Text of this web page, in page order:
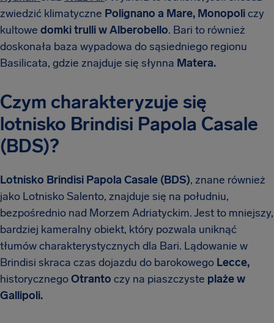
zwiedzić klimatyczne Polignano a Mare, Monopoliczy
kultowe domki trulli w Alberobello. Bari to również
doskonała baza wypadowa do sąsiedniego regionu
Basilicata, gdzie znajduje się słynna Matera.
Czym charakteryzuje się
lotnisko Brindisi Papola Casale
(BDS)?
Lotnisko Brindisi Papola Casale (BDS), znane również
jako Lotnisko Salento, znajduje się na południu,
bezpośrednio nad Morzem Adriatyckim. Jest to mniejszy,
bardziej kameralny obiekt, który pozwala uniknąć
tłumów charakterystycznych dla Bari. Lądowanie w
Brindisi skraca czas dojazdu do barokowego Lecce,
historycznegoOtranto czy na piaszczyste plaże w
Gallipoli.